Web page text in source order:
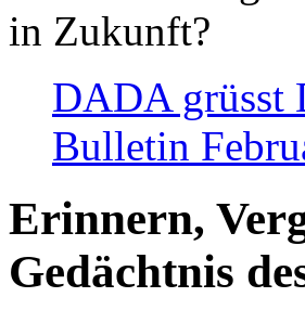
in Zukunft?
DADA grüsst
Bulletin
Erinnern,
Gedächtnis